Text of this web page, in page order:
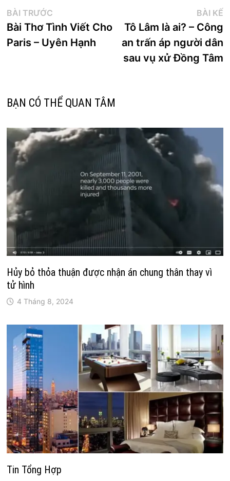
Điều
hướng
BÀI TRƯỚC
trước:
Bài Thơ Tình Viết Cho
Paris – Uyên Hạnh
BÀI KẾ
Tô Lâm là ai? – Công
an trấn áp người dân
sau vụ xử Đồng Tâm
BẠN CÓ THỂ QUAN TÂM
Hủy bỏ thỏa thuận được nhận án chung thân thay vì
tử hình
4 Tháng 8, 2024
Tin Tổng Hợp